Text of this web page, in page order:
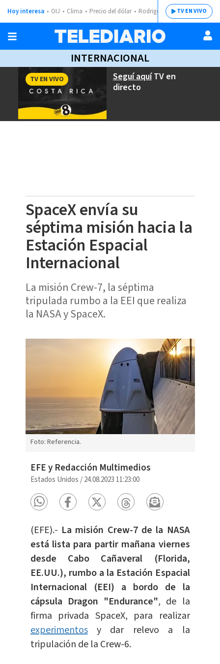
Hoy interesa OIJ Clima Precio del dólar Rodrigo ChavesTV EN VIVO
INTERNACIONAL
Seguí aquíTV en
directo
TV EN VIVO
SpaceX envía su
séptima misión hacia la
Estación Espacial
Internacional
La misión Crew-7, la séptima
tripulada rumbo a la EEI que realiza
la NASA y SpaceX.
Foto: Referencia.
EFE y Redacción Multimedios
Estados Unidos /24.08.2023 11:23:00
(EFE).- La misión Crew-7 de la NASA
está lista para partir mañana viernes
desde Cabo Cañaveral (Florida,
EE.UU.), rumbo a la Estación Espacial
Internacional (EEI) a bordo de la
cápsula Dragon "Endurance", de la
firma privada SpaceX, para realizar
experimentosy dar relevo a la
tripulación de la Crew-6.